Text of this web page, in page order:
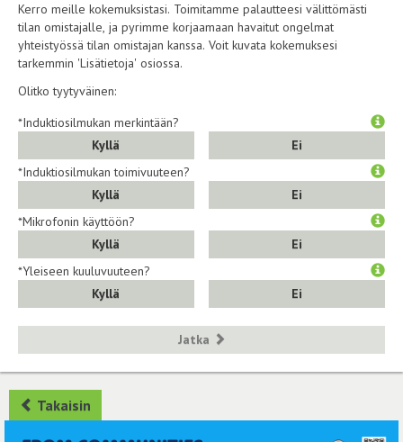
Kerro meille kokemuksistasi. Toimitamme palautteesi välittömästi
tilan omistajalle, ja pyrimme korjaamaan havaitut ongelmat
yhteistyössä tilan omistajan kanssa. Voit kuvata kokemuksesi
tarkemmin 'Lisätietoja' osiossa.
Olitko tyytyväinen:
*Induktiosilmukan merkintään?
Kyllä
Ei
*Induktiosilmukan toimivuuteen?
Kyllä
Ei
*Mikrofonin käyttöön?
Kyllä
Ei
*Yleiseen kuuluvuuteen?
Kyllä
Ei
Jatka
Takaisin